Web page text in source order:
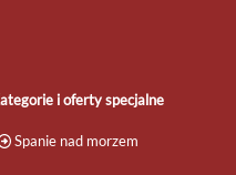
i oferty specjalne
Spanie nad morzem